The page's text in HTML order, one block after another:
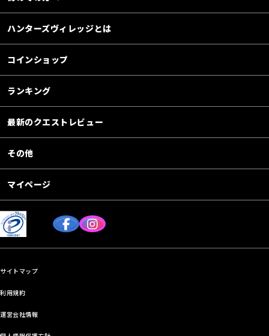
ハンターズヴィレッジとは
コインショップ
ランキング
最新のクエストレビュー
その他
マイページ
サイトマップ
利用規約
運営会社情報